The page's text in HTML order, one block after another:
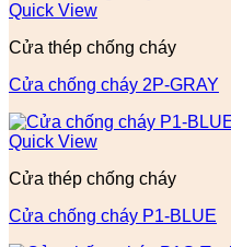
Quick View
Cửa thép chống cháy
Cửa chống cháy 2P-GRAY
Quick View
Cửa thép chống cháy
Cửa chống cháy P1-BLUE